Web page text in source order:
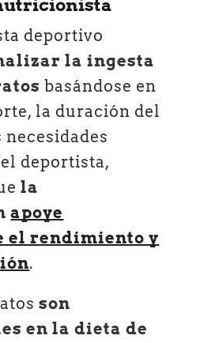
deportivo
la ingesta
basándose en
la duración del
deportista,
la
apoye
el rendimiento y
.
son
en la dieta de